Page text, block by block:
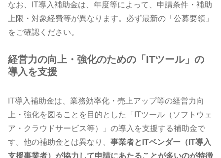
なお、IT導入補助金は、年度等によって、申請条件・補助
上限・対象経費等が異なります。必ず最新の「公募要領」
をご確認ください。
経営力の向上・強化のための「ITツール」の
導入を支援
IT導入補助金は、業務効率化・売上アップ等の経営力向
上・強化を図ることを目的とした「ITツール（ソフトウェ
ア・クラウドサービス等）」の導入を支援する補助金で
す。他の補助金とは異なり、 事業者とITベンダー（IT導入
支援事業者）が協力して申請にあたることが多いのが特徴